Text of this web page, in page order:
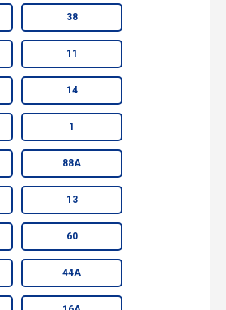
38
11
14
1
88А
13
60
44А